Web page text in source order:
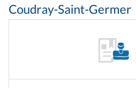
Coudray-Saint-Germer